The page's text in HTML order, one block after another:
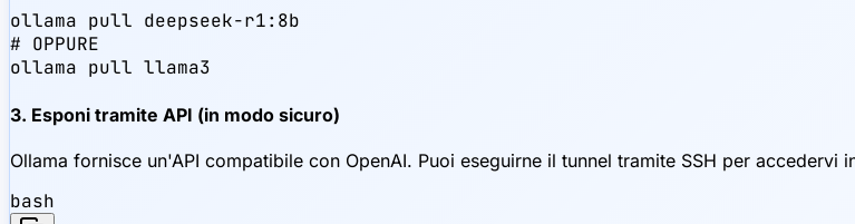
ollama pull deepseek-r1:8b
# OPPURE
ollama pull llama3
3. Esponi tramite API (in modo sicuro)
Ollama fornisce un'API compatibile con OpenAI. Puoi eseguirne il tunnel tramite SSH per
bash